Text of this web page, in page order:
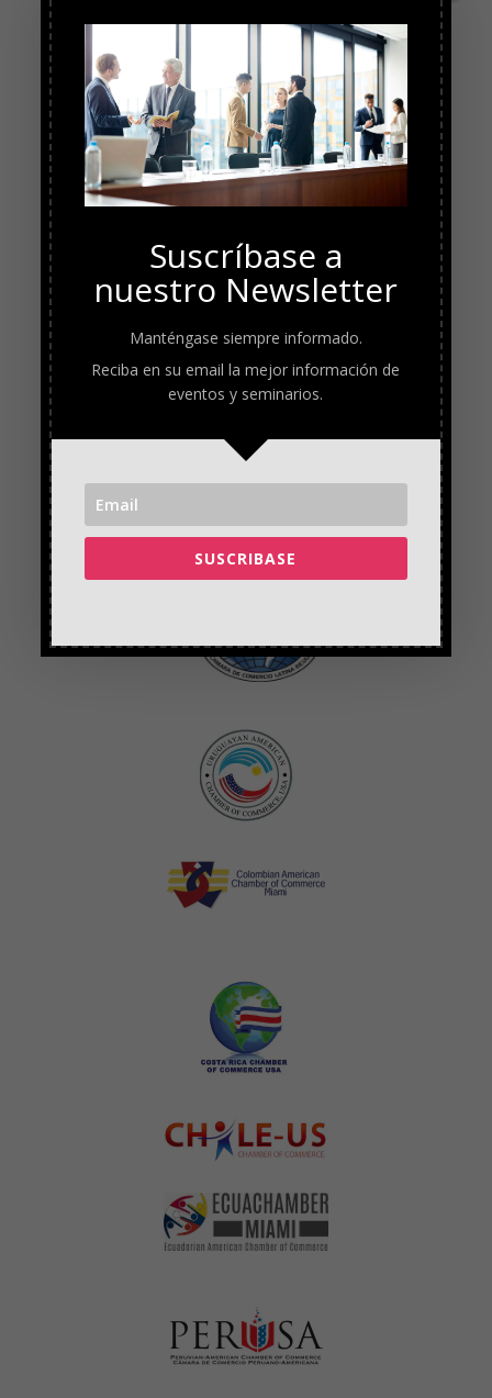
Suscríbase a
nuestro Newsletter
Manténgase siempre informado.
Reciba en su email la mejor información de
eventos y seminarios.
SUSCRIBASE